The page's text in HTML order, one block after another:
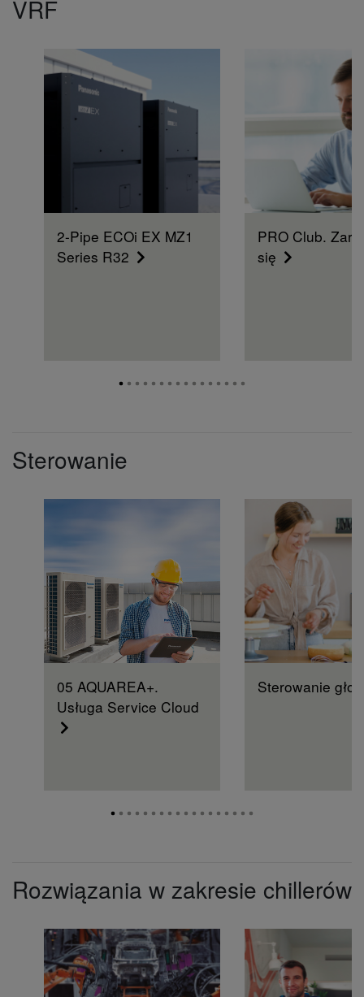
VRF
2-Pipe ECOi EX MZ1
Series R32
PRO Club.
się
Sterowanie
05 AQUAREA+.
Usługa Service Cloud
Sterowanie
Rozwiązania w zakresie chillerów